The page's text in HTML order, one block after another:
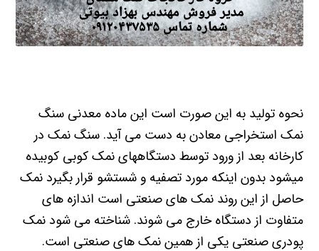
نحوه تولید به این صورت است این ماده معدنی سنگ
نمک استخراجی معادن به دست می آید. سنگ نمک در
کارخانه بعد از ورود توسط دستگاههای نمک کوبی کوبیده
میشود بدون اینکه مورد تصفیه و شستشو قرار بگیرد نمک
حاصل از این روند نمک های صنعتی است اندازه های
متفاوت از دستگاه خارج می شوند. شناخته می شود نمک
پودری صنعتی یکی از همین نمک های صنعتی است.